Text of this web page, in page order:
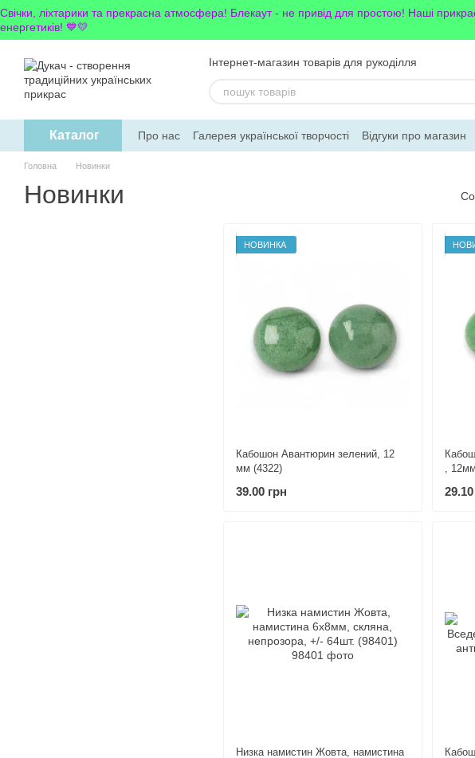
Перейти до основного контенту
Свічки, ліхтарики та прекрасна атмосфера! Блекаут - не привід для простою! Наші
енергетиків! 💙💛
Інтернет-магазин товарів для рукоділля
Каталог Про нас Галерея української творчості Відгуки про магазин
Обмін та повернення
Блог Новинки
Головна Новинки
Новинки
НОВИНКА
Кабошон Авантюрин зелений, 12
мм (4322)
39.00 грн
,
Низка намистин Жовта, намистина